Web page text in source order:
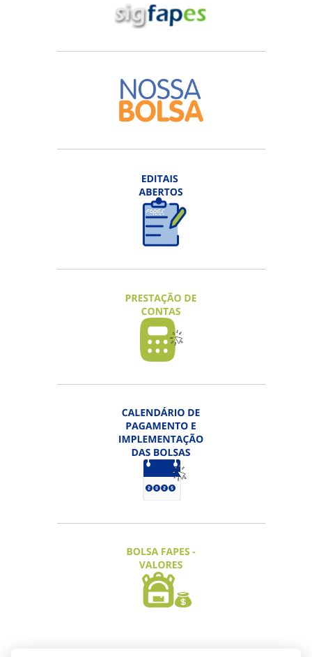
TÉCNICO-CIENTÍFICA
Inscrições na 3ª chamada até 20/08/2026
EDITAL FAPES Nº 08/2026 – NOVA
ECONOMIA CAPIXABA 2026
Inscrições em fluxo contínuo.
EDITAL FAPES Nº 17/2026 - PRÊMIO
INOVAÇÃO E JORNALISMO
Inscrição Categorias "Projetos" e
"Destaque" prorrogada até 06/08/2026 |
Categoria "Jornalismo" até 15/09/2026
EDITAL FAPES Nº 18/2026 -
PARCERIAS ENTRE STARTUPS
Inscrições prorrogadas até 11/08/2026